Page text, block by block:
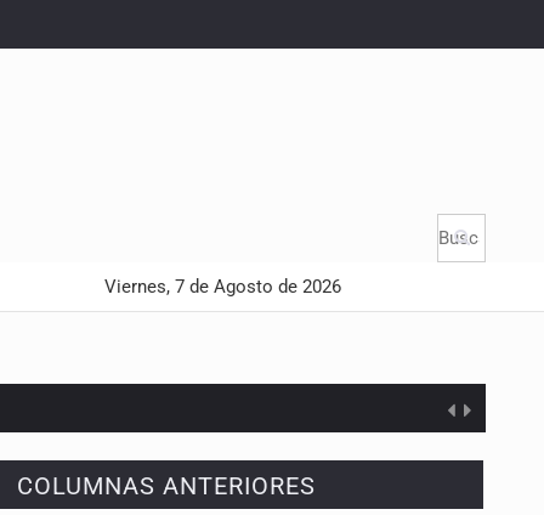
Viernes, 7 de Agosto de 2026
COLUMNAS ANTERIORES